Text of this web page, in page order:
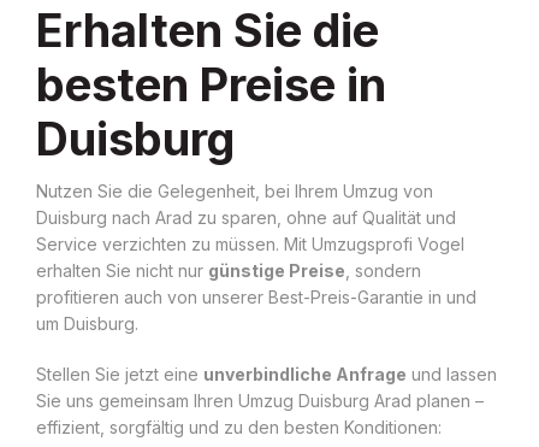
Erhalten Sie die
besten Preise in
Duisburg
Nutzen Sie die Gelegenheit, bei Ihrem Umzug von
Duisburg nach Arad zu sparen, ohne auf Qualität und
Service verzichten zu müssen. Mit Umzugsprofi Vogel
erhalten Sie nicht nur günstige Preise , sondern
profitieren auch von unserer Best-Preis-Garantie in und
um Duisburg.
Stellen Sie jetzt eine unverbindliche Anfrage und lassen
Sie uns gemeinsam Ihren Umzug Duisburg Arad planen –
effizient, sorgfältig und zu den besten Konditionen: